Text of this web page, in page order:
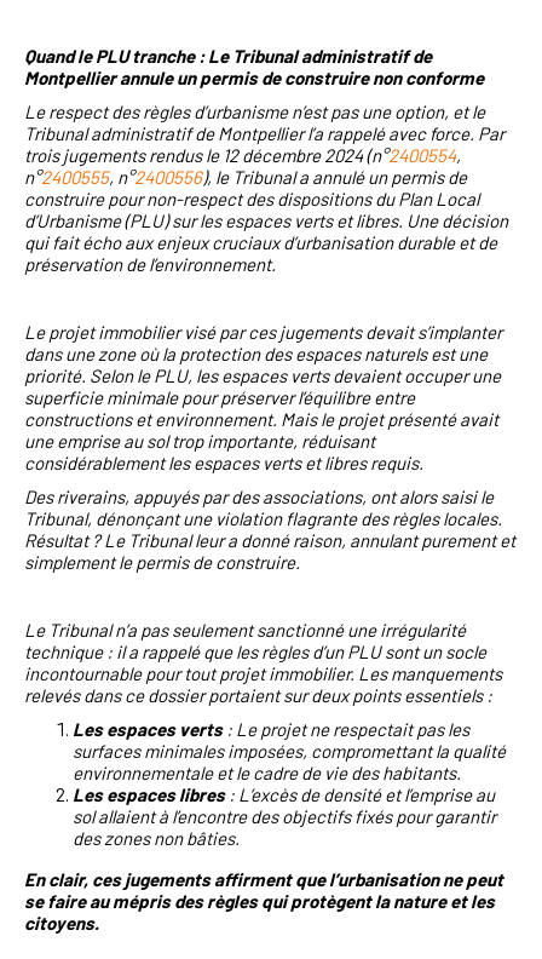
Quand le PLU tranche : Le Tribunal administratif de
Montpellier annule un permis de construire non conforme
Le respect des règles d’urbanisme n’est pas une option, et le
Tribunal administratif de Montpellier l’a rappelé avec force. Par
trois jugements rendus le 12 décembre 2024 (n°2400554,
n°2400555, n°2400556), le Tribunal a annulé un permis de
construire pour non-respect des dispositions du Plan Local
d’Urbanisme (PLU) sur les espaces verts et libres. Une décision
qui fait écho aux enjeux cruciaux d’urbanisation durable et de
préservation de l’environnement.
Le projet immobilier visé par ces jugements devait s’implanter
dans une zone où la protection des espaces naturels est une
priorité. Selon le PLU, les espaces verts devaient occuper une
superficie minimale pour préserver l’équilibre entre
constructions et environnement. Mais le projet présenté avait
une emprise au sol trop importante, réduisant
considérablement les espaces verts et libres requis.
Des riverains, appuyés par des associations, ont alors saisi le
Tribunal, dénonçant une violation flagrante des règles locales.
Résultat ? Le Tribunal leur a donné raison, annulant purement et
simplement le permis de construire.
Le Tribunal n’a pas seulement sanctionné une irrégularité
technique : il a rappelé que les règles d’un PLU sont un socle
incontournable pour tout projet immobilier. Les manquements
relevés dans ce dossier portaient sur deux points essentiels :
Les espaces verts: Le projet ne respectait pas les
surfaces minimales imposées, compromettant la qualité
environnementale et le cadre de vie des habitants.
Les espaces libres: L’excès de densité et l’emprise au
sol allaient à l’encontre des objectifs fixés pour garantir
des zones non bâties.
En clair, ces jugements affirment que l’urbanisation ne peut
se faire au mépris des règles qui protègent la nature et les
citoyens.